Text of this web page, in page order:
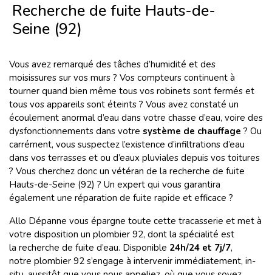
Recherche de fuite Hauts-de-
Seine (92)
Vous avez remarqué des tâches d’humidité et des
moisissures sur vos murs ? Vos compteurs continuent à
tourner quand bien même tous vos robinets sont fermés et
tous vos appareils sont éteints ? Vous avez constaté un
écoulement anormal d’eau dans votre chasse d’eau, voire des
dysfonctionnements dans votre système de chauffage ? Ou
carrément, vous suspectez l’existence d’infiltrations d’eau
dans vos terrasses et ou d’eaux pluviales depuis vos toitures
? Vous cherchez donc un vétéran de la recherche de fuite
Hauts-de-Seine (92) ? Un expert qui vous garantira
également une réparation de fuite rapide et efficace ?
Allo Dépanne vous épargne toute cette tracasserie et met à
votre disposition un plombier 92, dont la spécialité est
la recherche de fuite d’eau. Disponible 24h/24 et 7j/7,
notre plombier 92 s’engage à intervenir immédiatement, in-